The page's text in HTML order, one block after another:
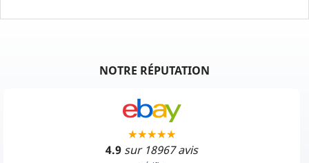
NOTRE RÉPUTATION
4.9 sur 18967 avis